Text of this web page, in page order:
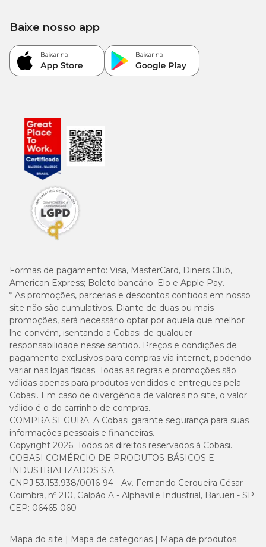
Conservar em local seco, fresco e arejado, longe do alcance de raios
48 horas.
Formas de pagamento: Visa, MasterCard, Diners Club,
American Express; Boleto bancário; Elo e Apple Pay.
* As promoções, parcerias e descontos contidos em nosso
site não são cumulativos. Diante de duas ou mais
promoções, será necessário optar por aquela que melhor
lhe convém, isentando a Cobasi de qualquer
responsabilidade nesse sentido. Preços e condições de
pagamento exclusivos para compras via internet, podendo
variar nas lojas físicas. Todas as regras e promoções são
válidas apenas para produtos vendidos e entregues pela
Cobasi. Em caso de divergência de valores no site, o valor
válido é o do carrinho de compras.
COMPRA SEGURA. A Cobasi garante segurança para suas
informações pessoais e financeiras.
Copyright 2026. Todos os direitos reservados à Cobasi.
COBASI COMÉRCIO DE PRODUTOS BÁSICOS E
INDUSTRIALIZADOS S.A.
CNPJ 53.153.938/0016-94 - Av. Fernando Cerqueira César
Coimbra, nº 210, Galpão A - Alphaville Industrial, Barueri - SP
CEP: 06465-060
Baixe nosso app
Mapa do site Mapa de categorias Mapa de produtos